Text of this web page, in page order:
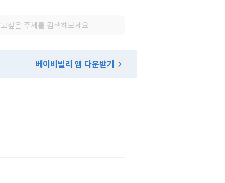
베이비빌리 앱 다운받기